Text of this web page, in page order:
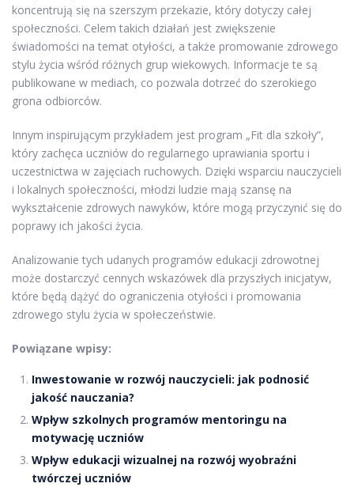
koncentrują się na szerszym przekazie, który dotyczy całej
społeczności. Celem takich działań jest zwiększenie
świadomości na temat otyłości, a także promowanie zdrowego
stylu życia wśród różnych grup wiekowych. Informacje te są
publikowane w mediach, co pozwala dotrzeć do szerokiego
grona odbiorców.
Innym inspirującym przykładem jest program „Fit dla szkoły”,
który zachęca uczniów do regularnego uprawiania sportu i
uczestnictwa w zajęciach ruchowych. Dzięki wsparciu nauczycieli
i lokalnych społeczności, młodzi ludzie mają szansę na
wykształcenie zdrowych nawyków, które mogą przyczynić się do
poprawy ich jakości życia.
Analizowanie tych udanych programów edukacji zdrowotnej
może dostarczyć cennych wskazówek dla przyszłych inicjatyw,
które będą dążyć do ograniczenia otyłości i promowania
zdrowego stylu życia w społeczeństwie.
Powiązane wpisy:
Inwestowanie w rozwój nauczycieli: jak podnosić
jakość nauczania?
Wpływ szkolnych programów mentoringu na
motywację uczniów
Wpływ edukacji wizualnej na rozwój wyobraźni
twórczej uczniów